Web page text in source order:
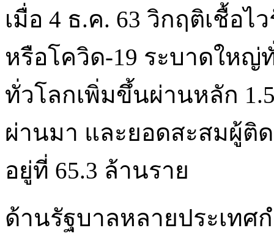
เมื่อ 4 ธ.ค. 63 วิกฤติเชื้อ
หรือโควิด-19 ระบาดใหญ่
ทั่วโลกเพิ่มขึ้นผ่านหลัก
ผ่านมา และยอดสะสมผู้ติ
อยู่ที่ 65.3 ล้านราย
ด้านรัฐบาลหลายประเท